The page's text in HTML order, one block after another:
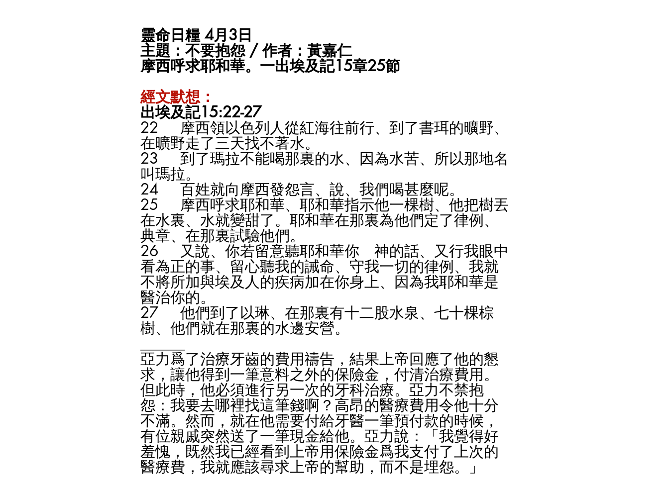
靈命日糧 4月3日
主題：不要抱怨 / 作者：黃嘉仁
摩西呼求耶和華。一出埃及記15章25節
經文默想：
出埃及記15:22-27
22	摩西領以色列人從紅海往前行、到了書珥的曠野、
在曠野走了三天找不著水。
23	到了瑪拉不能喝那裏的水、因為水苦、所以那地名
叫瑪拉。
24	百姓就向摩西發怨言、說、我們喝甚麼呢。
25	摩西呼求耶和華、耶和華指示他一棵樹、他把樹丟
在水裏、水就變甜了。耶和華在那裏為他們定了律例、
典章、在那裏試驗他們。
26	又說、你若留意聽耶和華你　神的話、又行我眼中
看為正的事、留心聽我的誡命、守我一切的律例、我就
不將所加與埃及人的疾病加在你身上、因為我耶和華是
醫治你的。
27	他們到了以琳、在那裏有十二股水泉、七十棵棕
樹、他們就在那裏的水邊安營。
亞力爲了治療牙齒的費用禱告，結果上帝回應了他的懇
求，讓他得到一筆意料之外的保險金，付清治療費用。
但此時，他必須進行另一次的牙科治療。亞力不禁抱
怨：我要去哪裡找這筆錢啊？高昂的醫療費用令他十分
不滿。然而，就在他需要付給牙醫一筆預付款的時候，
有位親戚突然送了一筆現金給他。亞力說：「我覺得好
羞愧，既然我已經看到上帝用保險金爲我支付了上次的
醫療費，我就應該尋求上帝的幫助，而不是埋怨。」